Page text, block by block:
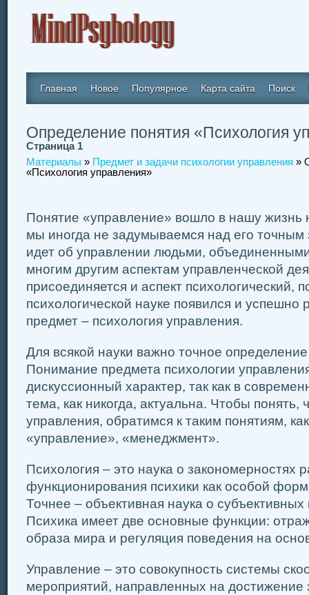
Главная Новое Популярное Карта сайта Поиск
Определение понятия «Психология
Страница 1
Материалы » Предмет и задачи психологии управления »
«Психология управления»
Понятие «управление» вошло в нашу жизнь
мы иногда не задумываемся над его точным
идет об управлении людьми,
многим другим аспектам управленческой
присоединяется и аспект психологический,
психологической науке появился и успешно
предмет – психология управления.
Для всякой науки важно точное
Понимание предмета психологии
дискуссионный характер, так как в
тема, как никогда, актуальна. Чтобы понять,
управления, обратимся к таким понятиям,
«управление», «менеджмент».
Психология – это наука о закономерностях
функционирования психики как особой
Точнее – объективная наука о субъективных
Психика имеет две основные функции:
образа мира и регуляция поведения на
Управление – это совокупность системы
мероприятий, направленных на достижение